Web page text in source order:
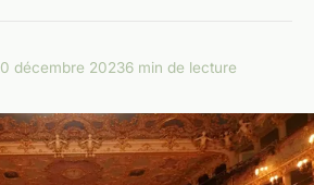
décembre 20236 min de lecture